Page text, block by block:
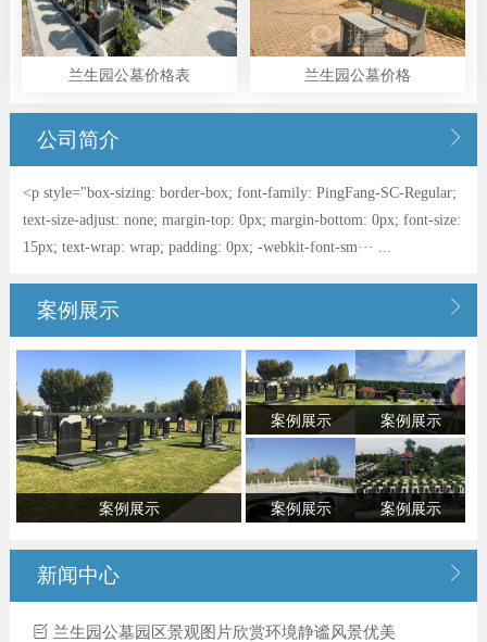
兰生园公墓价格表 兰生园公墓价格
公司简介 
<p style="box-sizing: border-box; font-family: PingFang-SC-Regular;
text-size-adjust: none; margin-top: 0px; margin-bottom: 0px; font-size:
15px; text-wrap: wrap; padding: 0px; -webkit-font-sm··· ...
案例展示 
案例展示
案例展示 案例展示
案例展示 案例展示
新闻中心 
兰生园公墓园区景观图片欣赏环境静谧风景优美